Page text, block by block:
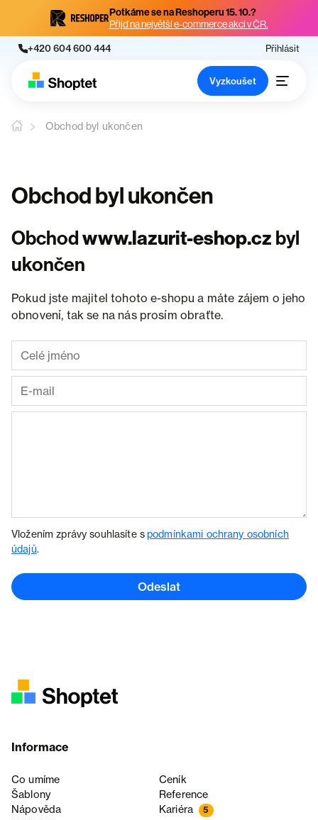
Potkáme se na Reshoperu 15. 10.?
Přijď na největší e-commerce akci v ČR.
+420 604 600 444 Přihlásit
Vyzkoušet
Obchod byl ukončen
Obchod byl ukončen
Obchodwww.lazurit-eshop.cz byl
ukončen
Pokud jste majitel tohoto e-shopu a máte zájem o jeho
obnovení, tak se na nás prosím obraťte.
Vložením zprávy souhlasíte spodmínkami ochrany osobních
údajů.
Odeslat
Informace
Co umíme
Ceník
Šablony
Reference
Nápověda
Kariéra 5